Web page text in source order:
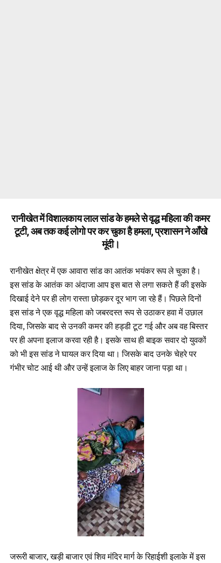
रानीखेत में विशालकाय लाल सांड के हमले से वृद्ध महिला की कमर
टूटी, अब तक कई लोगो पर कर चुका है हमला, प्रशासन ने आँखे
मूंदी।
रानीखेत क्षेत्र में एक आवारा सांड का आतंक भयंकर रूप ले चुका है।
इस सांड के आतंक का अंदाजा आप इस बात से लगा सकते हैं की इसके
दिखाई देने पर ही लोग रास्ता छोड़कर दूर भाग जा रहे हैं। पिछले दिनों
इस सांड ने एक वृद्ध महिला को जबरदस्त रूप से उठाकर हवा में उछाल
दिया, जिसके बाद से उनकी कमर की हड्डी टूट गई और अब वह बिस्तर
पर ही अपना इलाज करवा रही है। इसके साथ ही बाइक सवार दो युवकों
को भी इस सांड ने घायल कर दिया था। जिसके बाद उनके चेहरे पर
गंभीर चोट आई थी और उन्हें इलाज के लिए बाहर जाना पड़ा था।
जरूरी बाजार, खड़ी बाजार एवं शिव मंदिर मार्ग के रिहाईशी इलाके में इस